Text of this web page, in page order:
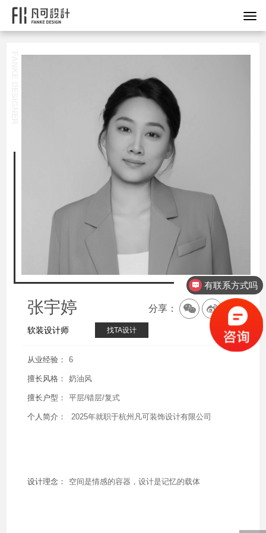
装饰设计有限公司
设计，由业内策划营销专家、知名设计师、专业施工团队组
专注美容机构、美容SPA会所、整形医美、足疗会所、月子
、水疗中心、形象设计等空间设计与环境建设，公司凭借独
设计理念及创新实力，整合了国内外高端人力、材料资源，
供从选址、定位、设计、施工、软装等全方位服务。
费热线
155-6786
张宇婷 分享：
软装设计师 找TA设计
从业经验： 6
擅长风格： 奶油风
擅长户型： 平层/错层/复式
个人简介： 2025年就职于杭州凡可装饰设计有限公司
设计理念： 空间是情感的容器，设计是记忆的载体
有联系方式吗